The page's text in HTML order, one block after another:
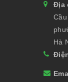
Địa
Hà